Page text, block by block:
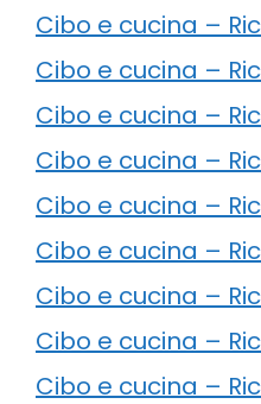
Cibo e cucina –
Cibo e cucina –
Cibo e cucina –
Cibo e cucina –
Cibo e cucina –
Cibo e cucina –
Cibo e cucina –
Cibo e cucina –
Cibo e cucina –